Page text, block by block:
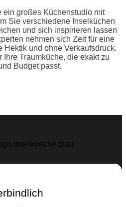
ein großes Küchenstudio mit
Sie verschiedene Inselküchen
und sich inspirieren lassen
nehmen sich Zeit für eine
Hektik und ohne Verkaufsdruck.
Traumküche, die exakt zu
Budget passt.